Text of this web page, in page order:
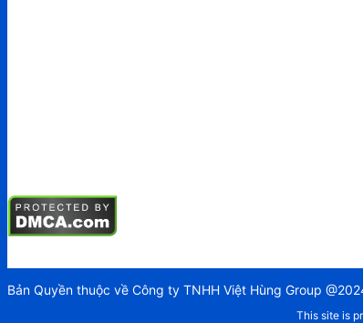
Bản Quyền thuộc về Công ty TNHH Việt Hùng Group
This site is